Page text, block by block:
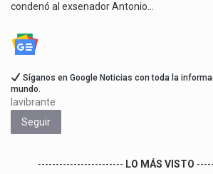
condenó al exsenador Antonio…
Síganos en Google Noticias con toda la
mundo.
lavibrante
Seguir
------------------------ LO MÁS VISTO